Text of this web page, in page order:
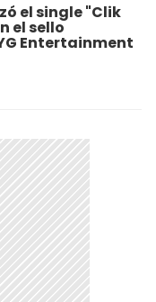
el single "Clik
el sello
Entertainment